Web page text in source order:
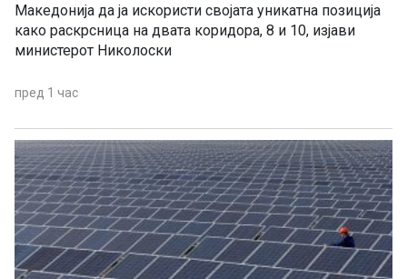
Македонија да ја искористи својата уникатна позиција
како раскрсница на двата коридора, 8 и 10, изјави
министерот Николоски
пред 1 час